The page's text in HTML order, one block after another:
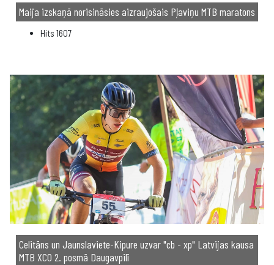
Maija izskaņā norisināsies aizraujošais Pļaviņu MTB maratons
Hits 1607
Celitāns un Jaunslaviete-Kipure uzvar "cb - xp" Latvijas kausa
MTB XCO 2. posmā Daugavpilī